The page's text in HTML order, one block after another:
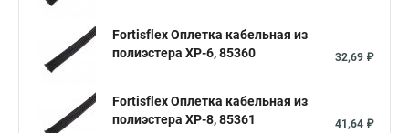
Fortisflex Оплетка кабельная из
полиэстера XP-6, 85360
32,69 ₽
Fortisflex Оплетка кабельная из
полиэстера XP-8, 85361
41,64 ₽